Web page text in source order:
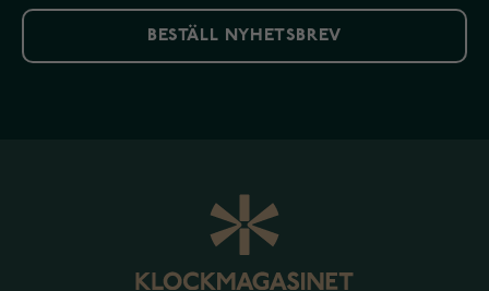
BESTÄLL NYHETSBREV